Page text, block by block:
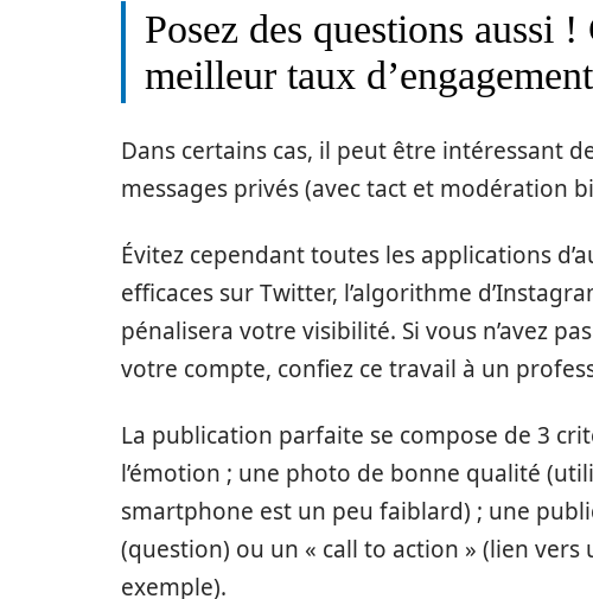
Posez des questions aussi
meilleur taux d’engagement
Dans certains cas, il peut être intéressant
messages privés (avec tact et modération
Évitez cependant toutes les applications
efficaces sur Twitter, l’algorithme
pénalisera votre visibilité. Si vous n’avez
votre compte, confiez ce travail à un
La publication parfaite se compose de 3
l’émotion ; une photo de bonne qualité
smartphone est un peu faiblard) ; une
(question) ou un « call to action » (lien
exemple).